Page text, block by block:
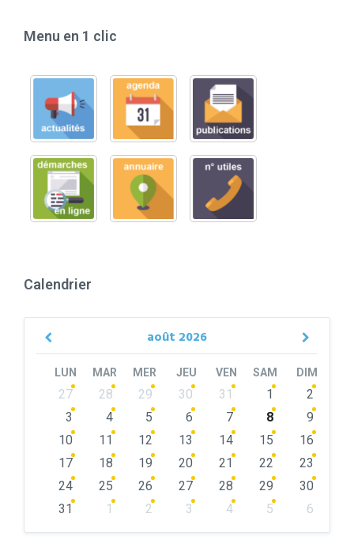
Menu en 1 clic
Calendrier
août 2026
Previous
LUN MAR MER JEU VEN SAM DIM
Skip
calendar
27 28 29 30 31 1
2
3
4 5 6 7 8
9
10
11 12 13 14 15
16
17
18 19 20 21 22
23
24
25 26 27 28 29
30
31
1 2 3 4 5
6